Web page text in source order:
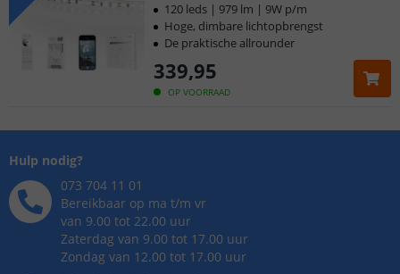
OP VOORRAAD
339,95
120 leds | 979 lm | 9W p/m
Hoge, dimbare lichtopbrengst
De praktische allrounder
Hulp nodig?
073 704 11 01
Bereikbaar op ma t/m vr
van 9.00 tot 22.00 uur
Zaterdag van 9.00 tot 17.00 uur
Zondag van 12.00 tot 17.00 uur